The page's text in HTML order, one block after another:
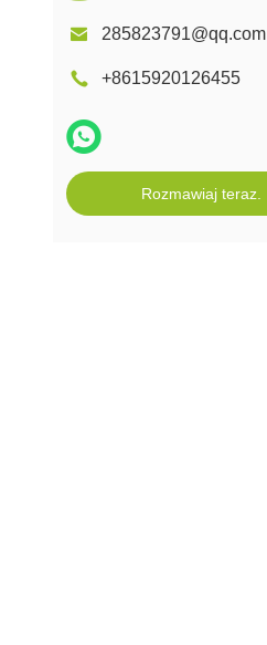
285823791@qq.com
+8615920126455
Rozmawiaj teraz.